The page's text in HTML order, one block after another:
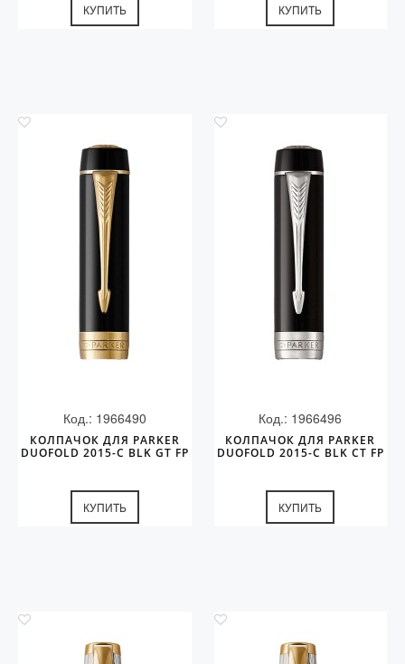
КУПИТЬ КУПИТЬ
Код.: 1966490
КОЛПАЧОК ДЛЯ PARKER
DUOFOLD 2015-C BLK GT FP
КУПИТЬ
Код.: 1966496
КОЛПАЧОК ДЛЯ PARKER
DUOFOLD 2015-C BLK CT FP
КУПИТЬ